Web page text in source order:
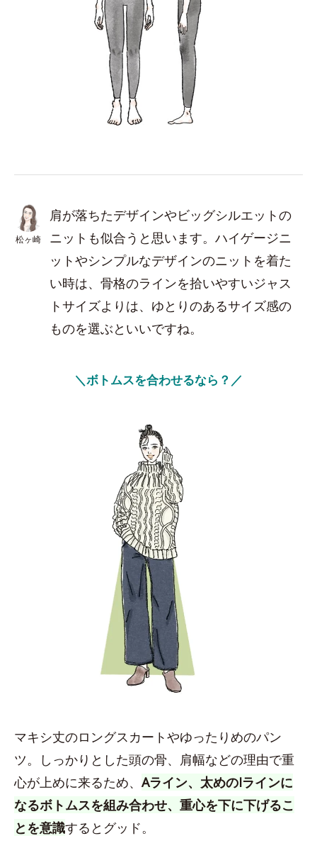
松ヶ崎
肩が落ちたデザインやビッグシルエットの
ニットも似合うと思います。ハイゲージニ
ットやシンプルなデザインのニットを着た
い時は、骨格のラインを拾いやすいジャス
トサイズよりは、ゆとりのあるサイズ感の
ものを選ぶといいですね。
＼ボトムスを合わせるなら？／
マキシ丈のロングスカートやゆったりめのパン
ツ。しっかりとした頭の骨、肩幅などの理由で重
心が上めに来るため、 Aライン、太めのIラインに
なるボトムスを組み合わせ、重心を下に下げるこ
とを意識するとグッド。